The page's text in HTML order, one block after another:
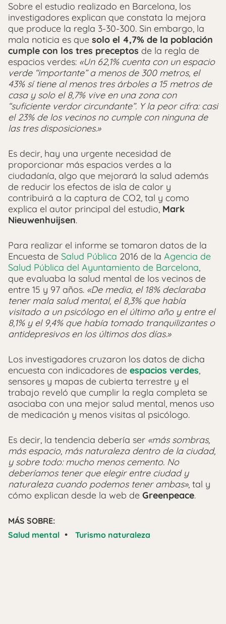
Sobre el estudio realizado en Barcelona, los
investigadores explican que constata la mejora
que produce la regla 3-30-300. Sin embargo, la
mala noticia es que solo el 4,7% de la población
cumple con los tres preceptos de la regla de
espacios verdes: «Un 62,1% cuenta con un espacio
verde “importante” a menos de 300 metros, el
43% sí tiene al menos tres árboles a 15 metros de
casa y solo el 8,7% vive en una zona con
“suficiente verdor circundante”. Y la peor cifra: casi
el 23% de los vecinos no cumple con ninguna de
las tres disposiciones.»
Es decir, hay una urgente necesidad de
proporcionar más espacios verdes a la
ciudadanía, algo que mejorará la salud además
de reducir los efectos de isla de calor y
contribuirá a la captura de CO2, tal y como
explica el autor principal del estudio, Mark
Nieuwenhuijsen.
Para realizar el informe se tomaron datos de la
Encuesta de Salud Pública 2016 de la Agencia de
Salud Pública del Ayuntamiento de Barcelona,
que evaluaba la salud mental de los vecinos de
entre 15 y 97 años. «De media, el 18% declaraba
tener mala salud mental, el 8,3% que había
visitado a un psicólogo en el último año y entre el
8,1% y el 9,4% que había tomado tranquilizantes o
antidepresivos en los últimos dos días.»
Los investigadores cruzaron los datos de dicha
encuesta con indicadores de espacios verdes,
sensores y mapas de cubierta terrestre y el
trabajo reveló que cumplir la regla completa se
asociaba con una mejor salud mental, menos uso
de medicación y menos visitas al psicólogo.
Es decir, la tendencia debería ser «más sombras,
más espacio, más naturaleza dentro de la ciudad,
y sobre todo: mucho menos cemento. No
deberíamos tener que elegir entre ciudad y
naturaleza cuando podemos tener ambas», tal y
cómo explican desde la web de Greenpeace.
MÁS SOBRE:
Salud mental • Turismo naturaleza